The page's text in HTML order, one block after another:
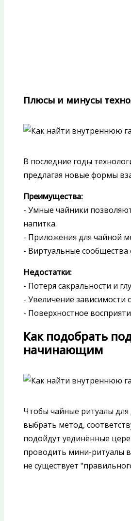
Плюсы и минусы
В последние годы
предлагая новые формы
Преимущества:
- Умные чайники
напитка.
- Приложения для чайной
- Виртуальные сообщества
Недостатки:
- Потеря сакральности и
- Увеличение
- Поверхностное
Как подобрать
начинающим
Чтобы чайные ритуалы
выбрать метод,
подойдут уединённые
проводить мини-ритуалы
не существует